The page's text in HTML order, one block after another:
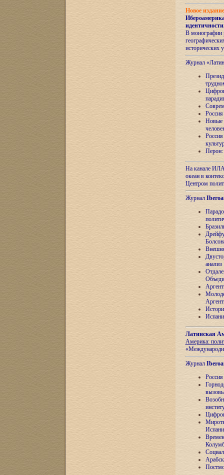
Новое
идентичности
В монографии
исторических
Журнал
Новые
Перон:
На канале
океан в
Центром
Журнал
анализ
Латинская
Америка:
Журнал